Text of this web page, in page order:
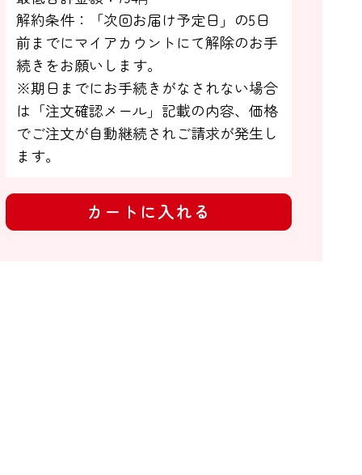
解約条件：「次回お届け予定日」の5日
前までにマイアカウントにて解除のお手
続きをお願いします。
※期日までにお手続きがなされない場合
は「注文確認メール」記載の内容、価格
でご注文が自動継続されご請求が発生し
ます。
カートに入れる